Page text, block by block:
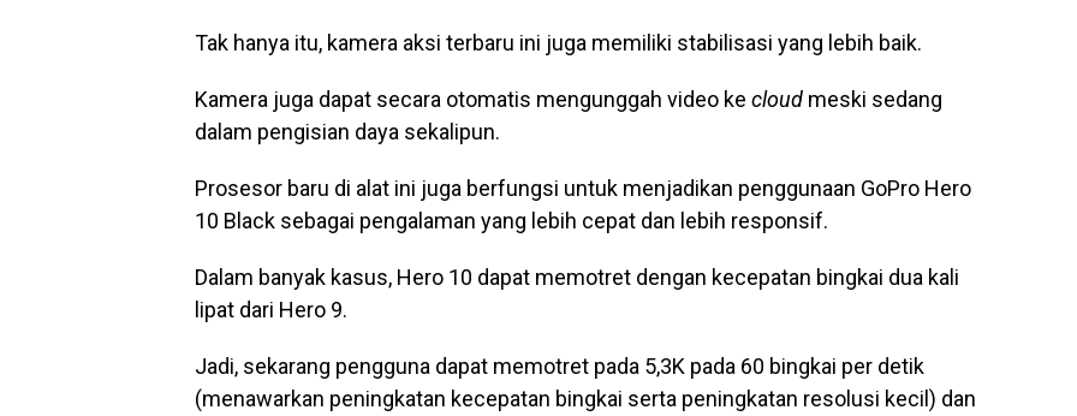
Tak hanya itu, kamera aksi terbaru ini juga memiliki stabilisasi yang lebih baik.
Kamera juga dapat secara otomatis mengunggah video ke cloud meski sedang
dalam pengisian daya sekalipun.
Prosesor baru di alat ini juga berfungsi untuk menjadikan penggunaan GoPro Hero
10 Black sebagai pengalaman yang lebih cepat dan lebih responsif.
Dalam banyak kasus, Hero 10 dapat memotret dengan kecepatan bingkai dua kali
lipat dari Hero 9.
Jadi, sekarang pengguna dapat memotret pada 5,3K pada 60 bingkai per detik
(menawarkan peningkatan kecepatan bingkai serta peningkatan resolusi kecil) dan